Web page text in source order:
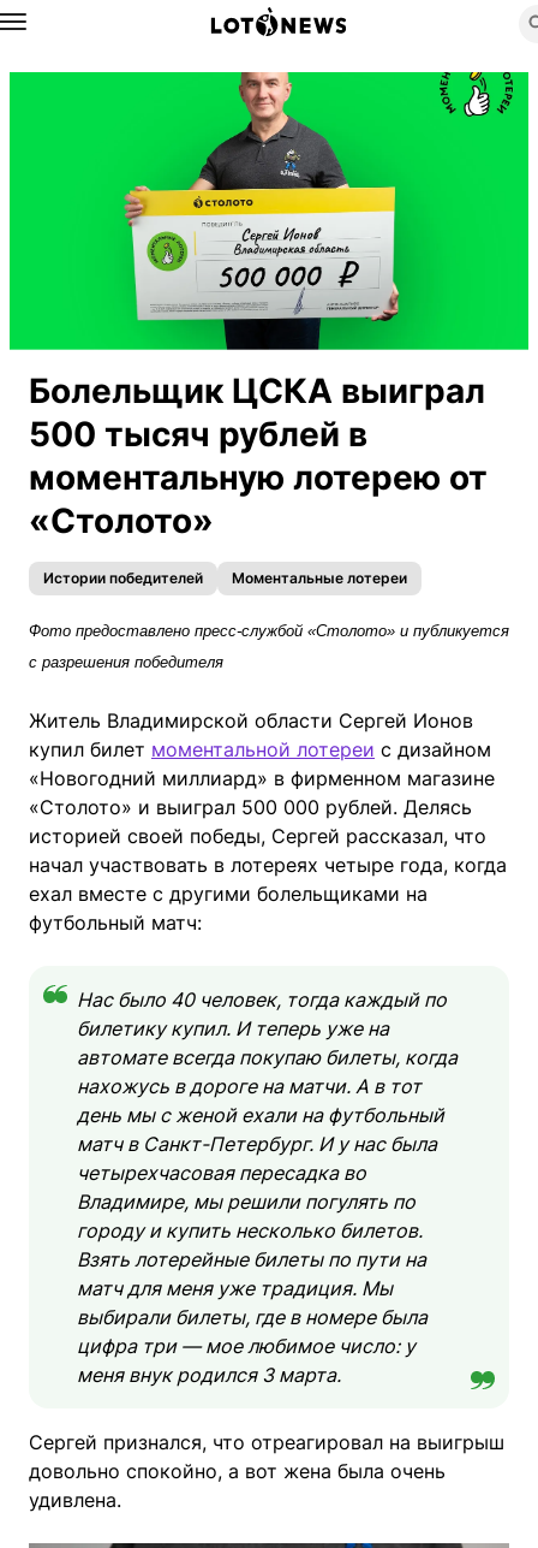
Назад
Болельщик ЦСКА выиграл
500 тысяч рублей в
моментальную лотерею от
«Столото»
Истории победителей Моментальные лотереи
Фото предоставлено пресс-службой «Столото» и публикуется
с разрешения победителя
Житель Владимирской области Сергей Ионов
купил билет моментальной лотереи с дизайном
«Новогодний миллиард» в фирменном магазине
«Столото» и выиграл 500 000 рублей. Делясь
историей своей победы, Сергей рассказал, что
начал участвовать в лотереях четыре года, когда
ехал вместе с другими болельщиками на
футбольный матч:
Нас было 40 человек, тогда каждый по
билетику купил. И теперь уже на
автомате всегда покупаю билеты, когда
нахожусь в дороге на матчи. А в тот
день мы с женой ехали на футбольный
матч в Санкт-Петербург. И у нас была
четырехчасовая пересадка во
Владимире, мы решили погулять по
городу и купить несколько билетов.
Взять лотерейные билеты по пути на
матч для меня уже традиция. Мы
выбирали билеты, где в номере была
цифра три — мое любимое число: у
меня внук родился 3 марта.
Сергей признался, что отреагировал на выигрыш
довольно спокойно, а вот жена была очень
удивлена.